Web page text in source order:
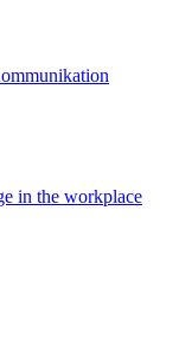
in the workplace